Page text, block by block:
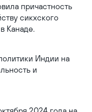
причастность
сикхского
Канаде.